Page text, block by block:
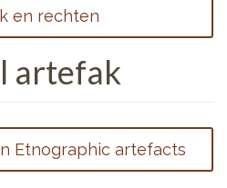
en rechten
artefak
Etnographic artefacts